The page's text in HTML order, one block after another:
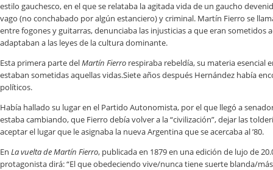
estilo gauchesco, en el que se relataba la agitada vida de un gaucho
vago (no conchabado por algún estanciero) y criminal. Martín Fierro se
entre fogones y guitarras, denunciaba las injusticias a que eran sometidos
adaptaban a las leyes de la cultura dominante.
Esta primera parte delMartín Fierro respiraba rebeldía, su materia esencial
estaban sometidas aquellas vidas.Siete años después Hernández había
políticos.
Había hallado su lugar en el Partido Autonomista, por el que llegó a
estaba cambiando, que Fierro debía volver a la “civilización”, dejar las
aceptar el lugar que le asignaba la nueva Argentina que se acercaba al ’80.
En La vuelta de Martín Fierro, publicada en 1879 en una edición de lujo de
protagonista dirá: “El que obedeciendo vive/nunca tiene suerte blanda/